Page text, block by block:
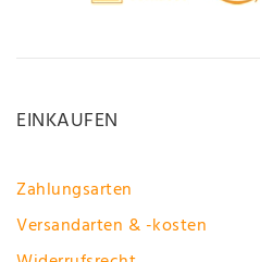
EINKAUFEN
Zahlungsarten
Versandarten & -kosten